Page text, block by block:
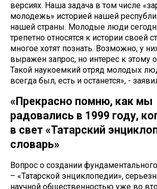
версиях. Наша задача в том числе
молодежь» историей нашей
нашей страны. Молодые люди
трепетно относятся к истории своей
многое хотят познать. Возможно, у
выражен запрос, но интерес к этому
Такой наукоемкий отряд молодых
всегда был, есть и останется», -
«Прекрасно помню, как мы
радовались в 1999 году,
в свет «Татарский
словарь»
Вопрос о создании
– «Татарской энциклопедии»,
научной общественностью уже во